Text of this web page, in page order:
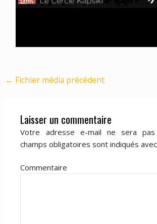
← Fichier média précédent
Laisser un commentaire
Votre adresse e-mail ne sera pas
champs obligatoires sont indiqués